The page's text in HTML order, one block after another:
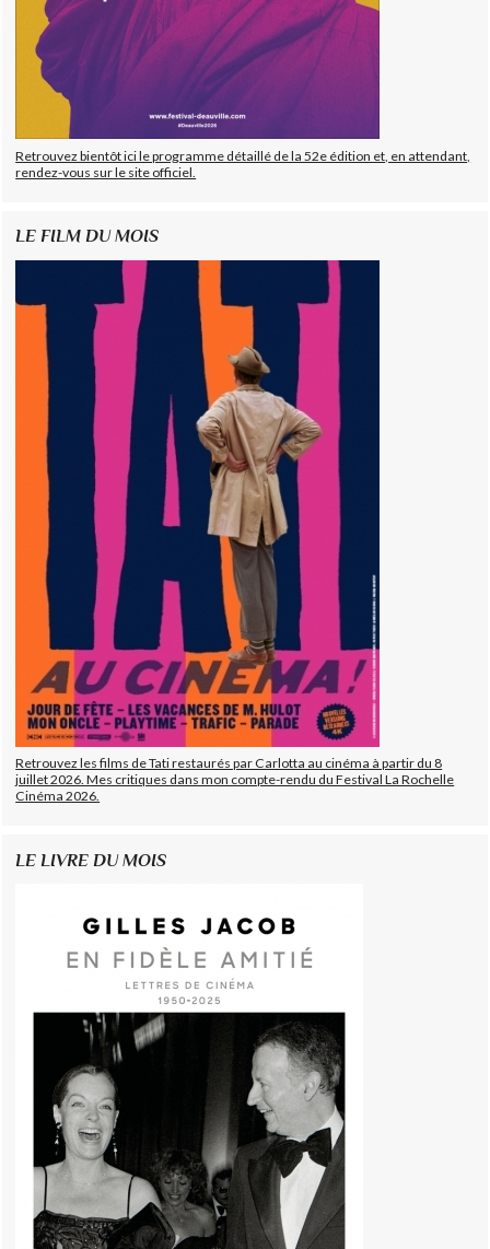
Retrouvez bientôt ici le programme détaillé de la 52e édition et, en attendant,
rendez-vous sur le site officiel.
LE FILM DU MOIS
Retrouvez les films de Tati restaurés par Carlotta au cinéma à partir du 8
juillet 2026. Mes critiques dans mon compte-rendu du Festival La Rochelle
Cinéma 2026.
LE LIVRE DU MOIS